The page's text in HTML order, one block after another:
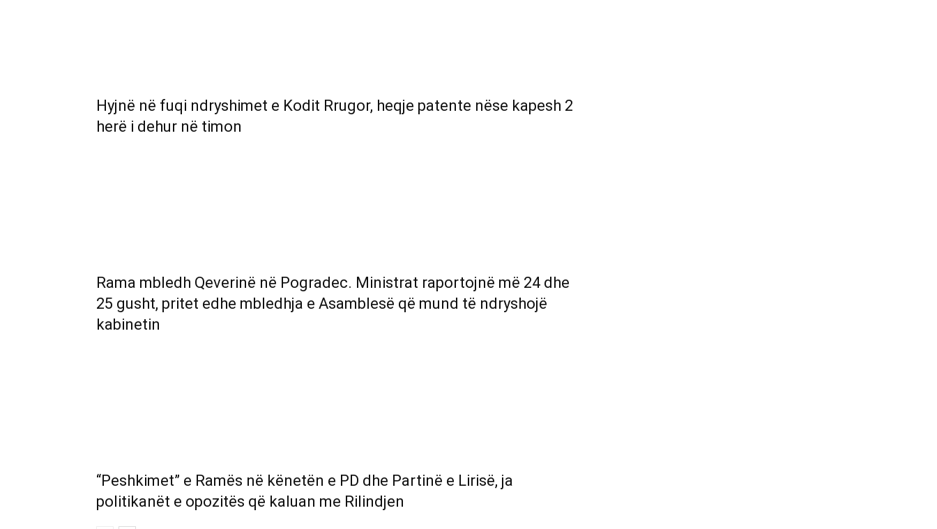
Hyjnë në fuqi ndryshimet e Kodit Rrugor, heqje patente nëse kapesh 2
herë i dehur në timon
Rama mbledh Qeverinë në Pogradec. Ministrat raportojnë më 24 dhe
25 gusht, pritet edhe mbledhja e Asamblesë që mund të ndryshojë
kabinetin
“Peshkimet” e Ramës në kënetën e PD dhe Partinë e Lirisë, ja
politikanët e opozitës që kaluan me Rilindjen